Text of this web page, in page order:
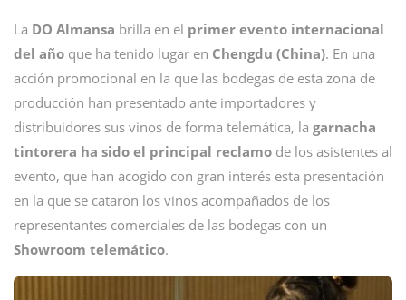
La DO Almansa brilla en el primer evento internacional
del año que ha tenido lugar en Chengdu (China). En una
acción promocional en la que las bodegas de esta zona de
producción han presentado ante importadores y
distribuidores sus vinos de forma telemática, la garnacha
tintorera ha sido el principal reclamo de los asistentes al
evento, que han acogido con gran interés esta presentación
en la que se cataron los vinos acompañados de los
representantes comerciales de las bodegas con un
Showroom telemático.